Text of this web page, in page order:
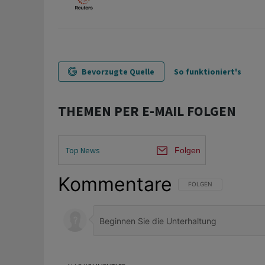
Bevorzugte Quelle So funktioniert's
THEMEN PER E-MAIL FOLGEN
Top News Folgen
Kommentare FOLGE DIESER
FOLGEN